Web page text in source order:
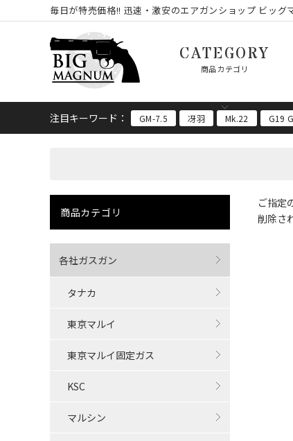
毎日が特売価格!! 迅速・激安のエアガンショップ ビッグ
CATEGORY
商品カテゴリ
注目キーワード： GM-7.5 冴羽 Mk.22 G19
ご指定
削除さ
商品カテゴリ
各社ガスガン
タナカ
東京マルイ
東京マルイ固定ガス
KSC
マルシン